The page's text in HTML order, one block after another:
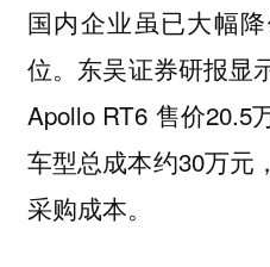
国内企业虽已大幅
位。东吴证券研报显
Apollo RT6 售价20.5
车型总成本约30万元
采购成本。